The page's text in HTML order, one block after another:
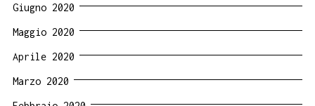
Giugno 2020
Maggio 2020
Aprile 2020
Marzo 2020